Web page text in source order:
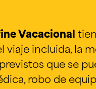
Vacacional
viaje incluida, la
que se
robo de